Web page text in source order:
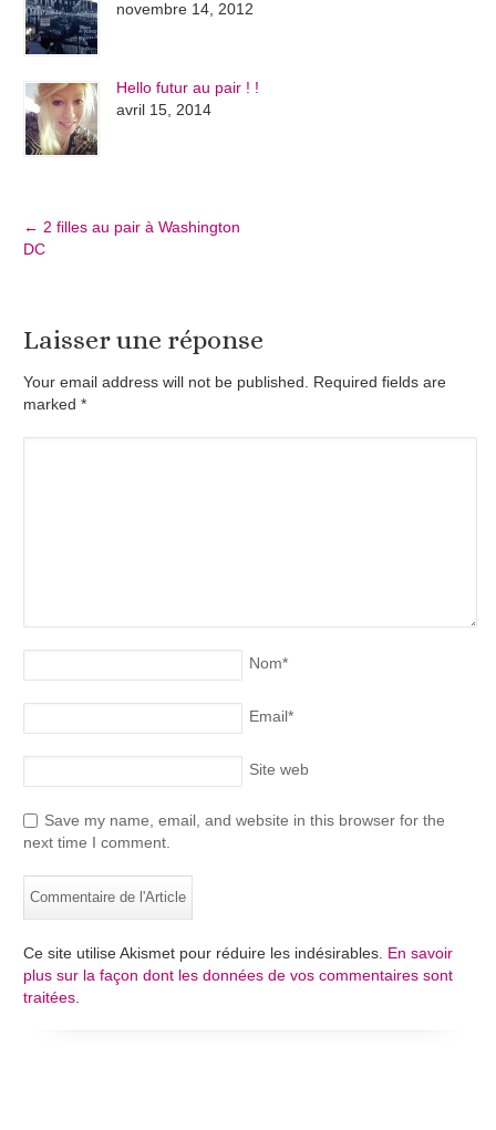
novembre 14, 2012
Hello futur au pair ! !
avril 15, 2014
← 2 filles au pair à Washington
DC
Laisser une réponse
Your email address will not be published. Required fields are
marked*
Nom*
Email*
Site web
Save my name, email, and website in this browser for the
next time I comment.
Ce site utilise Akismet pour réduire les indésirables. En savoir
plus sur la façon dont les données de vos commentaires sont
traitées